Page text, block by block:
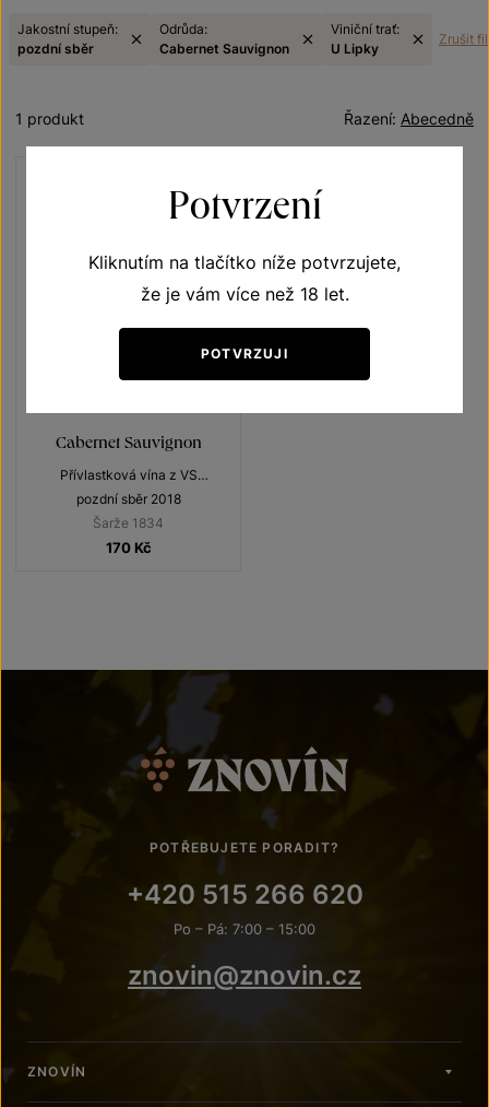
Jakostní stupeň:
pozdní sběr
Odrůda:
Cabernet Sauvignon
Viniční trať:
U Lipky
Zrušit
Abecedně
Řazení:
1 produkt
Cabernet Sauvignon
Přívlastková vína z VS
Lechovice
pozdní sběr 2018
Šarže 1834
170 Kč
POTŘEBUJETE PORADIT?
+420 515 266 620
Po – Pá: 7:00 – 15:00
znovin@znovin.cz
ZNOVÍN
Potvrzení
Kliknutím na tlačítko níže potvrzujete,
že je vám více než 18 let.
POTVRZUJI